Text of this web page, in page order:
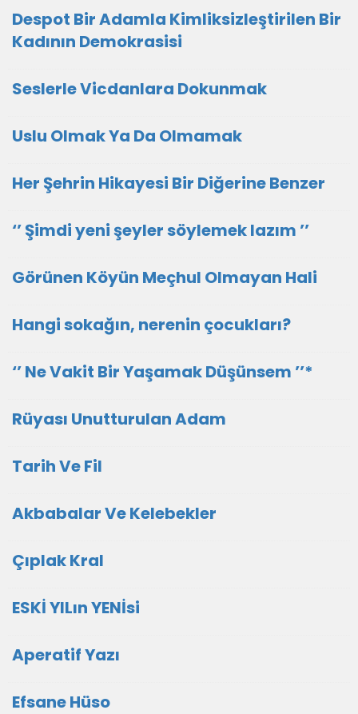
Despot Bir Adamla Kimliksizleştirilen Bir
Kadının Demokrasisi
Seslerle Vicdanlara Dokunmak
Uslu Olmak Ya Da Olmamak
Her Şehrin Hikayesi Bir Diğerine Benzer
‘’ Şimdi yeni şeyler söylemek lazım ’’
Görünen Köyün Meçhul Olmayan Hali
Hangi sokağın, nerenin çocukları?
‘’ Ne Vakit Bir Yaşamak Düşünsem ’’*
Rüyası Unutturulan Adam
Tarih Ve Fil
Akbabalar Ve Kelebekler
Çıplak Kral
ESKİ YILın YENİsi
Aperatif Yazı
Efsane Hüso